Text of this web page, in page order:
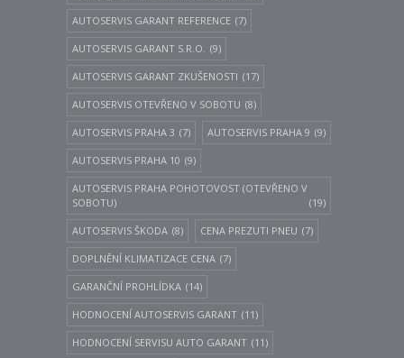
AUTOSERVIS GARANT REFERENCE (7)
AUTOSERVIS GARANT S.R.O. (9)
AUTOSERVIS GARANT ZKUŠENOSTI (17)
AUTOSERVIS OTEVŘENO V SOBOTU (8)
AUTOSERVIS PRAHA 3 (7) AUTOSERVIS PRAHA 9 (9)
AUTOSERVIS PRAHA 10 (9)
AUTOSERVIS PRAHA POHOTOVOST (OTEVŘENO V
SOBOTU)
(19)
AUTOSERVIS ŠKODA (8) CENA PREZUTI PNEU (7)
DOPLNĚNÍ KLIMATIZACE CENA (7)
GARANČNÍ PROHLÍDKA (14)
HODNOCENÍ AUTOSERVIS GARANT (11)
HODNOCENÍ SERVISU AUTO GARANT (11)